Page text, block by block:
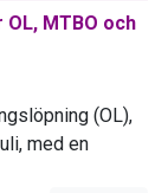
MTBO och
(OL),
med en